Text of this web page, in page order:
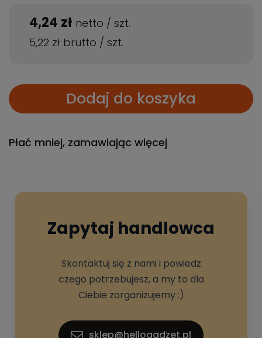
4,24 zł netto / szt.
5,22 zł brutto / szt.
Dodaj do koszyka
Płać mniej, zamawiając więcej
Zapytaj handlowca
Skontaktuj się z nami i powiedz
czego potrzebujesz, a my to dla
Ciebie zorganizujemy :)
sklep@hellogadzet.pl